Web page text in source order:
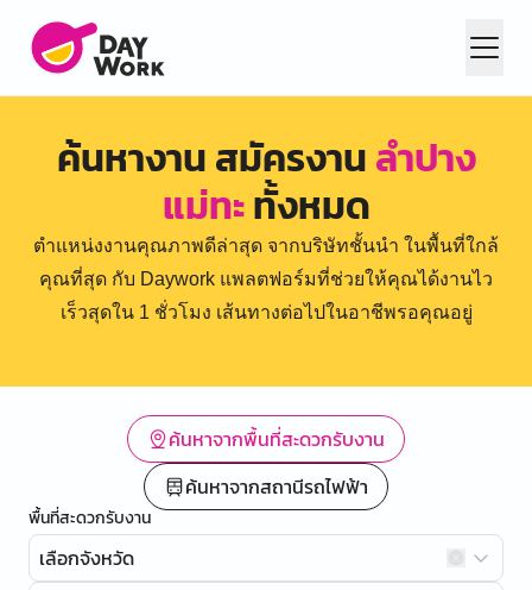
ค้นหางาน สมัครงานลำปาง
แม่ทะทั้งหมด
ตำแหน่งงานคุณภาพดีล่าสุด จากบริษัทชั้นนำ ในพื้นที่ใกล้
คุณที่สุด กับ Daywork แพลตฟอร์มที่ช่วยให้คุณได้งานไว
เร็วสุดใน 1 ชั่วโมง เส้นทางต่อไปในอาชีพรอคุณอยู่
ค้นหาจากพื้นที่สะดวกรับงาน
ค้นหาจากสถานีรถไฟฟ้า
พื้นที่สะดวกรับงาน
เลือกจังหวัด